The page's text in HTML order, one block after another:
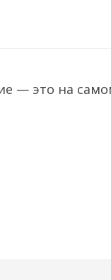
— это на